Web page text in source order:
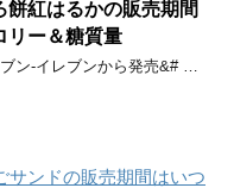
餅紅はるかの販売期間
リー＆糖質量
ン-イレブンから発売&# …
サンドの販売期間はいつ